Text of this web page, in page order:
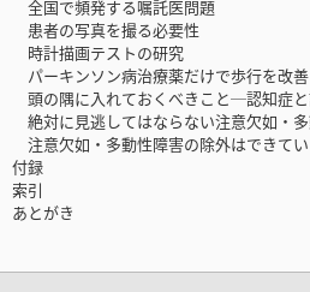
全国で頻発する嘱託医問題
患者の写真を撮る必要性
時計描画テストの研究
パーキンソン病治療薬だけで歩行を改
頭の隅に入れておくべきこと─認知症
絶対に見逃してはならない注意欠如・
注意欠如・多動性障害の除外はできて
付録
索引
あとがき